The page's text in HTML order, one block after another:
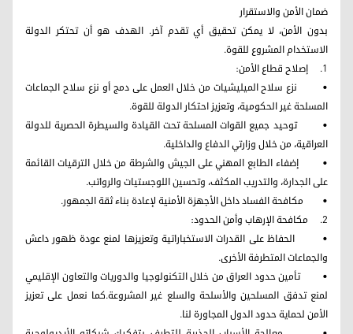
ضمان الأمن والاستقرار
بدون الأمن، لا يمكن تحقيق أي تقدم آخر. الهدف هو أن تحتكر الدولة
الاستخدام المشروع للقوة.
1. إصلاح قطاع الأمن:
• نزع سلاح الميليشيات من خلال العمل على دمج أو نزع سلاح الجماعات
المسلحة غير الحكومية، وتعزيز احتكار الدولة للقوة.
• توحيد جميع القوات المسلحة تحت القيادة والسيطرة الحصرية للدولة
العراقية، من خلال وزارتي الدفاع والداخلية.
• إضفاء الطابع المهني على الجيش والشرطة من خلال الترقيات القائمة
على الجدارة، والتدريب المكثف، وتحسين اللوجستيات والرواتب.
• مكافحة الفساد داخل الأجهزة الأمنية لإعادة بناء ثقة الجمهور.
2. مكافحة الإرهاب وأمن الحدود:
• الحفاظ على القدرات الاستخباراتية وتعزيزها لمنع عودة ظهور داعش
والجماعات المتطرفة الأخرى.
• تأمين حدود العراق من خلال التكنولوجيا والدوريات والتعاون الإقليمي
لمنع تدفق المسلحين والأسلحة والسلع غير المشروعة.كما نعمل على تعزيز
الأمن لحماية حدود الدول المجاورة لنا.